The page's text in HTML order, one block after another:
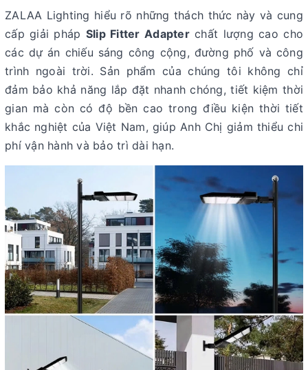
ZALAA Lighting hiểu rõ những thách thức này và cung
cấp giải pháp Slip Fitter Adapterchất lượng cao cho
các dự án chiếu sáng công cộng, đường phố và công
trình ngoài trời. Sản phẩm của chúng tôi không chỉ
đảm bảo khả năng lắp đặt nhanh chóng, tiết kiệm thời
gian mà còn có độ bền cao trong điều kiện thời tiết
khắc nghiệt của Việt Nam, giúp Anh Chị giảm thiểu chi
phí vận hành và bảo trì dài hạn.